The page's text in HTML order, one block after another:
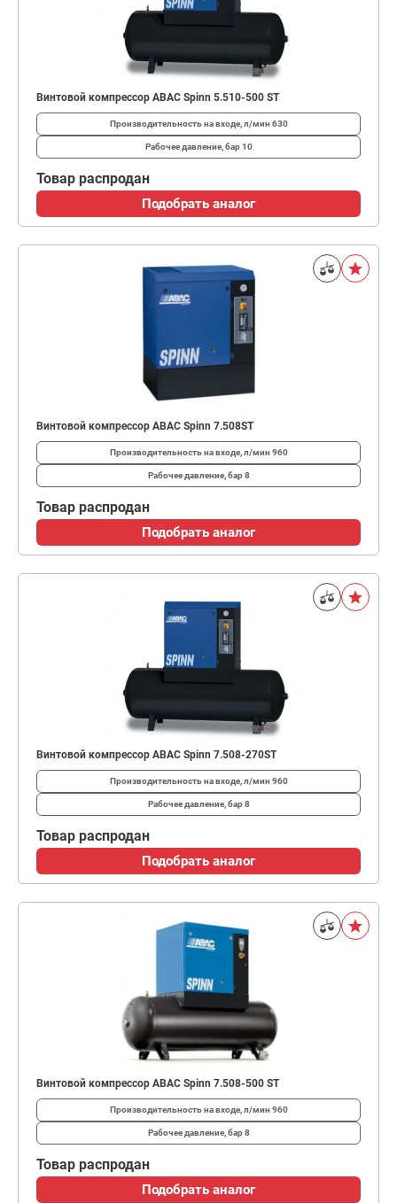
Винтовой компрессор ABAC Spinn 5.510-500 ST
Производительность на входе, л/мин 630
Рабочее давление, бар10
Товар распродан
Подобрать аналог
Винтовой компрессор ABAC Spinn 7.508ST
Производительность на входе, л/мин 960
Рабочее давление, бар8
Товар распродан
Подобрать аналог
Винтовой компрессор ABAC Spinn 7.508-270ST
Производительность на входе, л/мин 960
Рабочее давление, бар8
Товар распродан
Подобрать аналог
Винтовой компрессор ABAC Spinn 7.508-500 ST
Производительность на входе, л/мин 960
Рабочее давление, бар8
Товар распродан
Подобрать аналог